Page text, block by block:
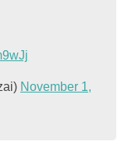
November 1,